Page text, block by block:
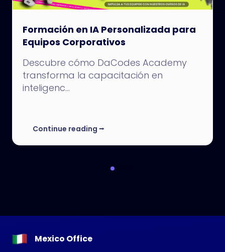
Formación en IA Personalizada para
Equipos Corporativos
Descubre cómo DaCodes Academy
transforma la capacitación en
inteligenc...
Continue reading ⭢
Mexico Office